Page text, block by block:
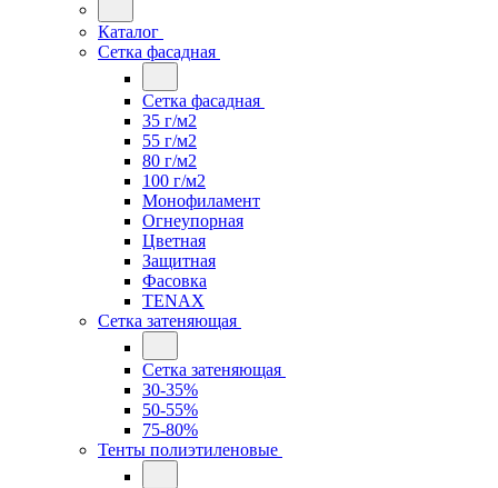
Каталог
Сетка фасадная
Сетка фасадная
35 г/м2
55 г/м2
80 г/м2
100 г/м2
Монофиламент
Огнеупорная
Цветная
Защитная
Фасовка
TENAX
Сетка затеняющая
Сетка затеняющая
30-35%
50-55%
75-80%
Тенты полиэтиленовые